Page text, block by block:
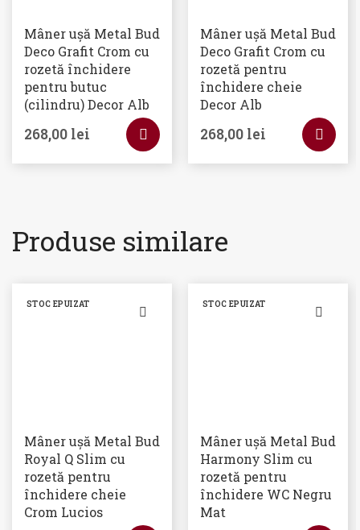
Mâner ușă Metal Bud
Deco Grafit Crom cu
rozetă închidere
pentru butuc
(cilindru) Decor Alb
268,00 lei
Mâner ușă Metal Bud
Deco Grafit Crom cu
rozetă pentru
închidere cheie
Decor Alb
268,00 lei
Produse similare
STOC EPUIZAT
Mâner ușă Metal Bud
Royal Q Slim cu
rozetă pentru
închidere cheie
Crom Lucios
STOC EPUIZAT
Mâner ușă Metal Bud
Harmony Slim cu
rozetă pentru
închidere WC Negru
Mat